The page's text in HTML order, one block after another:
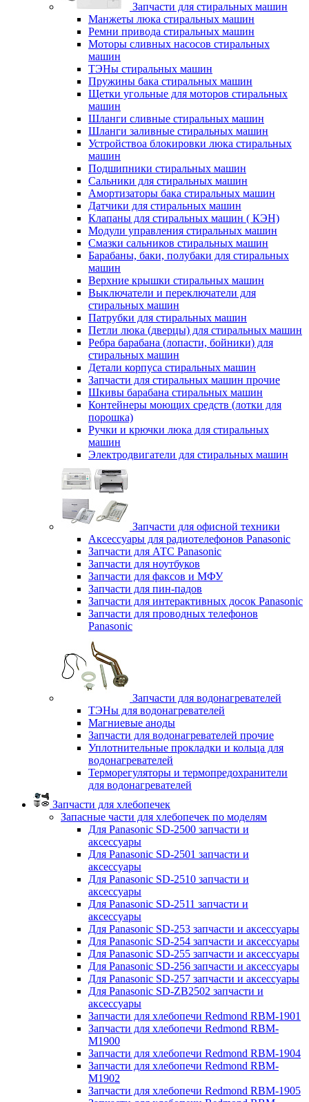
Запчасти для стиральных машин
Манжеты люка стиральных машин
Ремни привода стиральных машин
Моторы сливных насосов стиральных
машин
ТЭНы стиральных машин
Пружины бака стиральных машин
Щетки угольные для моторов стиральных
машин
Шланги сливные стиральных машин
Шланги заливные стиральных машин
Устройствоа блокировки люка стиральных
машин
Подшипники стиральных машин
Сальники для стиральных машин
Амортизаторы бака стиральных машин
Датчики для стиральных машин
Клапаны для стиральных машин ( КЭН)
Модули управления стиральных машин
Смазки сальников стиральных машин
Барабаны, баки, полубаки для стиральных
машин
Верхние крышки стиральных машин
Выключатели и переключатели для
стиральных машин
Патрубки для стиральных машин
Петли люка (дверцы) для стиральных машин
Ребра барабана (лопасти, бойники) для
стиральных машин
Детали корпуса стиральных машин
Запчасти для стиральных машин прочие
Шкивы барабана стиральных машин
Контейнеры моющих средств (лотки для
порошка)
Ручки и крючки люка для стиральных
машин
Электродвигатели для стиральных машин
Запчасти для офисной техники
Аксессуары для радиотелефонов Panasonic
Запчасти для АТС Panasonic
Запчасти для ноутбуков
Запчасти для факсов и МФУ
Запчасти для пин-падов
Запчасти для интерактивных досок Panasonic
Запчасти для проводных телефонов
Panasonic
Запчасти для водонагревателей
ТЭНы для водонагревателей
Магниевые аноды
Запчасти для водонагревателей прочие
Уплотнительные прокладки и кольца для
водонагревателей
Терморегуляторы и термопредохранители
для водонагревателей
Запчасти для хлебопечек
Запасные части для хлебопечек по моделям
Для Panasonic SD-2500 запчасти и
аксессуары
Для Panasonic SD-2501 запчасти и
аксессуары
Для Panasonic SD-2510 запчасти и
аксессуары
Для Panasonic SD-2511 запчасти и
аксессуары
Для Panasonic SD-253 запчасти и аксессуары
Для Panasonic SD-254 запчасти и аксессуары
Для Panasonic SD-255 запчасти и аксессуары
Для Panasonic SD-256 запчасти и аксессуары
Для Panasonic SD-257 запчасти и аксессуары
Для Panasonic SD-ZB2502 запчасти и
аксессуары
Запчасти для хлебопечи Redmond RBM-1901
Запчасти для хлебопечи Redmond RBM-
M1900
Запчасти для хлебопечи Redmond RBM-1904
Запчасти для хлебопечи Redmond RBM-
M1902
Запчасти для хлебопечи Redmond RBM-1905